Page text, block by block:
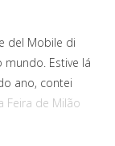
del Mobile di
Estive lá
ano, contei
Feira de Milão